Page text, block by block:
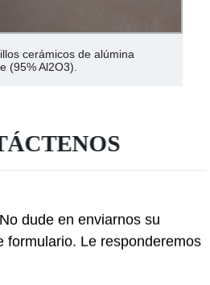
de fábrica Al2O3 Barras de
No dude en enviarnos su
formulario. Le responderemos